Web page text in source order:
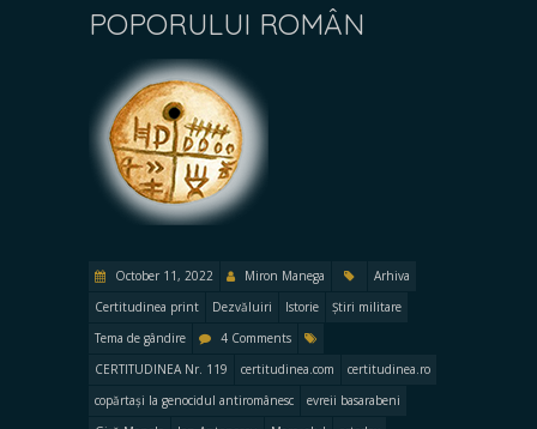
POPORULUI ROMÂN
October 11, 2022 Miron Manega
Arhiva
Certitudinea print
Dezvăluiri Istorie
Știri militare
Tema de gândire
4 Comments
CERTITUDINEA Nr. 119
certitudinea.com
certitudinea.ro
copărtași la genocidul antiromânesc
evreii basarabeni